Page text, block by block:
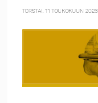
TORSTAI, 11 TOUKOKUUN 2023